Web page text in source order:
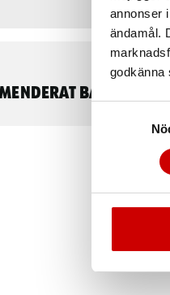
annonser
ändamål.
godkänna
baserat